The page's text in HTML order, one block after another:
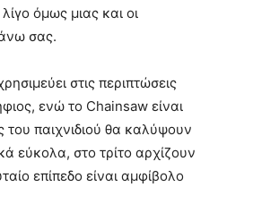
όμως μιας και οι
σας.
στις περιπτώσεις
ενώ το Chainsaw είναι
του παιχνιδιού θα καλύψουν
εύκολα, στο τρίτο αρχίζουν
επίπεδο είναι αμφίβολο